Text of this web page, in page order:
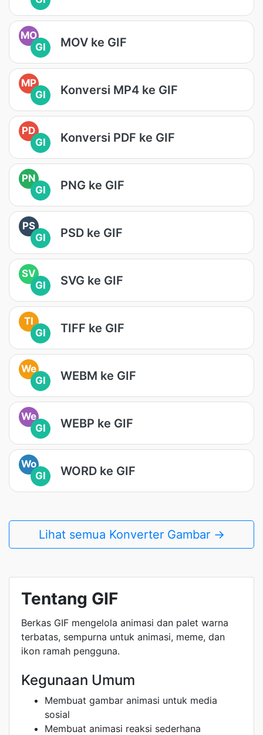
MO
GI
MOV ke GIF
MP
GI
Konversi MP4 ke GIF
PD
GI
Konversi PDF ke GIF
PN
GI
PNG ke GIF
PS
GI
PSD ke GIF
SV
GI
SVG ke GIF
TI
GI
TIFF ke GIF
We
GI
WEBM ke GIF
We
GI
WEBP ke GIF
Wo
GI
WORD ke GIF
Lihat semua Konverter Gambar →
Tentang GIF
Berkas GIF mengelola animasi dan palet warna
terbatas, sempurna untuk animasi, meme, dan
ikon ramah pengguna.
Kegunaan Umum
Membuat gambar animasi untuk media
sosial
Membuat animasi reaksi sederhana